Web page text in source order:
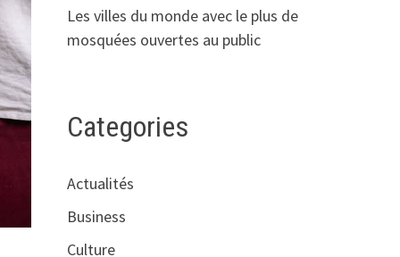
Les villes du monde avec le plus de
mosquées ouvertes au public
Categories
Actualités
Business
Culture